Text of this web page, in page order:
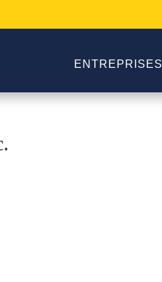
ENTREPRISES